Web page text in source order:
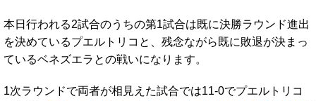
本日行われる2試合のうちの第1試合は既に決勝ラウンド進出
を決めているプエルトリコと、残念ながら既に敗退が決まっ
ているベネズエラとの戦いになります。
1次ラウンドで両者が相見えた試合では11-0でプエルトリコ